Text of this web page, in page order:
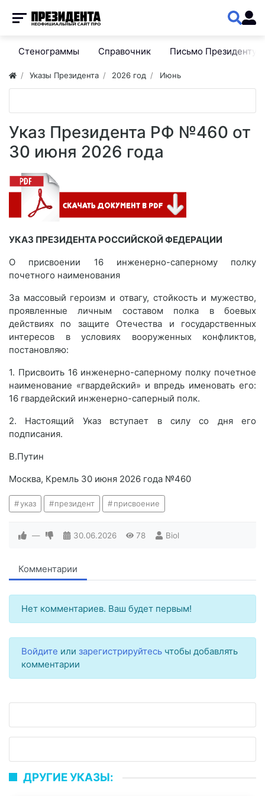
Стенограммы Справочник Письмо Президенту
Указы Президента 2026 год Июнь
Указ Президента РФ №460 от
30 июня 2026 года
УКАЗ ПРЕЗИДЕНТА РОССИЙСКОЙ ФЕДЕРАЦИИ
О присвоении 16 инженерно-саперному полку
почетного наименования
За массовый героизм и отвагу, стойкость и мужество,
проявленные личным составом полка в боевых
действиях по защите Отечества и государственных
интересов в условиях вооруженных конфликтов,
постановляю:
1. Присвоить 16 инженерно-саперному полку почетное
наименование «гвардейский» и впредь именовать его:
16 гвардейский инженерно-саперный полк.
2. Настоящий Указ вступает в силу со дня его
подписания.
В.Путин
Москва, Кремль 30 июня 2026 года №460
указ президент присвоение
— 30.06.2026 78 Biol
Комментарии
Нет комментариев. Ваш будет первым!
Войдите или зарегистрируйтесь чтобы добавлять
комментарии
ДРУГИЕ УКАЗЫ: